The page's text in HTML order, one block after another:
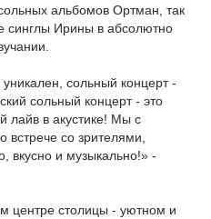
альбомов Ортман, так
синглы Ирины в абсолютно
сольный концерт -
сольный концерт - это
лайв в акустике! Мы с
встрече со зрителями,
вкусно и музыкально!» -
центре столицы - уютном и